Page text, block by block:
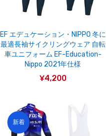
EF エデュケーション・NIPPO 冬に
最適長袖サイクリングウェア 自転
車ユニフォーム EF-Education-
Nippo 2021年仕様
¥4,200
新着